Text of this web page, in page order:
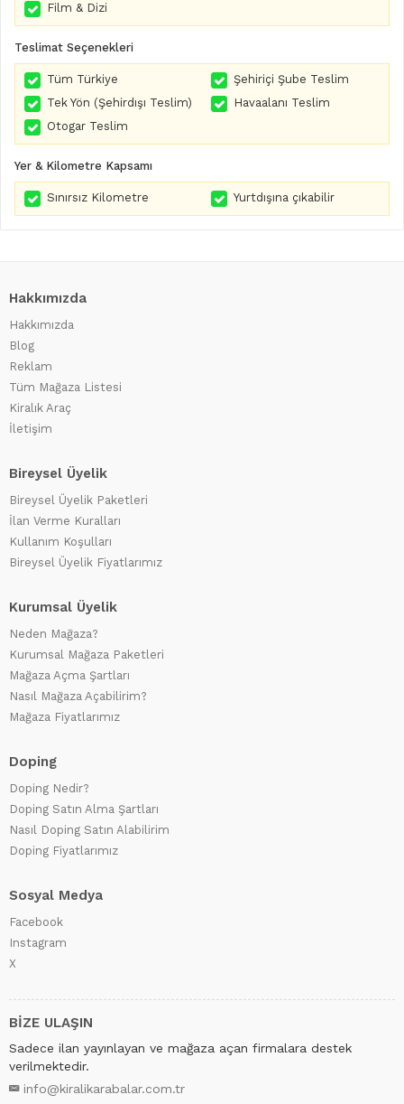
Film & Dizi
Teslimat Seçenekleri
Tüm Türkiye
Şehiriçi Şube Teslim
Tek Yön (Şehirdışı Teslim)
Havaalanı Teslim
Otogar Teslim
Yer & Kilometre Kapsamı
Sınırsız Kilometre Yurtdışına çıkabilir
Hakkımızda
Hakkımızda
Blog
Reklam
Tüm Mağaza Listesi
Kiralık Araç
İletişim
Bireysel Üyelik
Bireysel Üyelik Paketleri
İlan Verme Kuralları
Kullanım Koşulları
Bireysel Üyelik Fiyatlarımız
Kurumsal Üyelik
Neden Mağaza?
Kurumsal Mağaza Paketleri
Mağaza Açma Şartları
Nasıl Mağaza Açabilirim?
Mağaza Fiyatlarımız
Doping
Doping Nedir?
Doping Satın Alma Şartları
Nasıl Doping Satın Alabilirim
Doping Fiyatlarımız
Sosyal Medya
Facebook
Instagram
X
BİZE ULAŞIN
Sadece ilan yayınlayan ve mağaza açan firmalara destek
verilmektedir.
info@kiralikarabalar.com.tr